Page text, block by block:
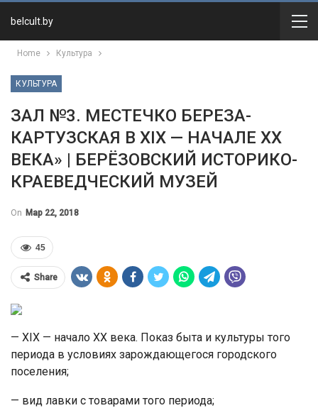
belcult.by
Home Культура
КУЛЬТУРА
ЗАЛ №3. МЕСТЕЧКО БЕРЕЗА-
КАРТУЗСКАЯ В XIX — НАЧАЛЕ XX
ВЕКА» | БЕРЁЗОВСКИЙ ИСТОРИКО-
КРАЕВЕДЧЕСКИЙ МУЗЕЙ
On Мар 22, 2018
45
Share
— XIX — начало XX века. Показ быта и культуры того
периода в условиях зарождающегося городского
поселения;
— вид лавки с товарами того периода;